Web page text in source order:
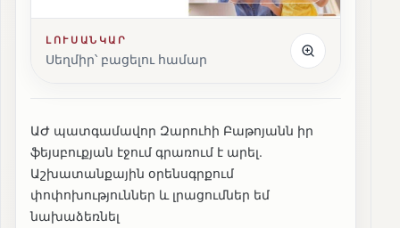
ԼՈՒՍԱՆԿԱՐ
Սեղմիր՝ բացելու համար
ԱԺ պատգամավոր Զարուհի Բաթոյանն իր
ֆեյսբուքյան էջում գրառում է արել.
Աշխատանքային օրենսգրքում
փոփոխություններ և լրացումներ եմ
նախաձեռնել